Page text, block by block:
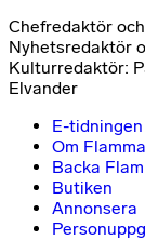
Chefredaktör
Nyhetsredaktör
Kulturredaktör:
Elvander
E-tidningen
Om
Backa
Butiken
Annonsera